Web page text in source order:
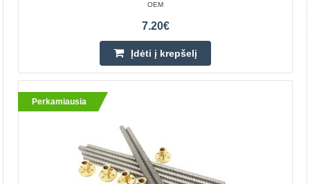
Pridėti prie pageidavimų sąrašo
OEM
7.20€
Įdėti į krepšelį
Perkamiausia